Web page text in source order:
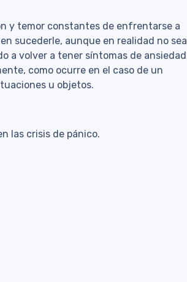
y temor constantes de enfrentarse a
sucederle, aunque en realidad no sea
a volver a tener síntomas de ansiedad
como ocurre en el caso de un
u objetos.
las crisis de pánico.